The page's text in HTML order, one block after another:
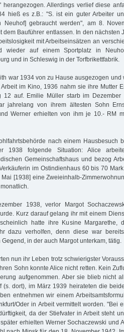
herangezogen. Allerdings verlief diese
hieß es z.B.: "S. ist ein guter Arbeiter
Neuhof] gebraucht werden", am 8.
dem Bauführer entlassen. In den nächsten
mit Arbeitseinsätzen an
wieder auf einem Sportplatz in
und in Schleswig in der Torfbrikettfabrik.
war 1934 von zu Hause ausgezogen und
im Kino, 1936 nahm sie ihre Mutter
12 auf. Emilie Müller starb im Dezember
jahrelang von ihrem ältesten Sohn
Werner erhielten von ihm je 10.- RM
nach einem Hausbesuch
1938 folgende Situation: Alice
Gemeinschaftshaus und bezog
im Ostindienhaus 60 bis 70
[1938] eine Zweieinhalb-
1938, verlor Margot
Kurz darauf gelang ihr mit einem
hatte ihre Kusine Margarethe,
dazu verholfen, denn diese war
in der auch Margot unterkam, tätig.
nun ihr Leben trotz schwierigster
Sohn konnte Alice nicht retten. Kein
aufgenommen. Aber sie blieb nicht
(s. dort), im März 1939 heirateten die
entnehmen wir einem
Oder in Arbeit vermittelt worden. "Bei
da der Stiefvater in Arbeit steht
erhielten Werner Sochaczewski und